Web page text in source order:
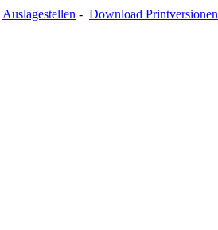
Auslagestellen - Download Printversionen